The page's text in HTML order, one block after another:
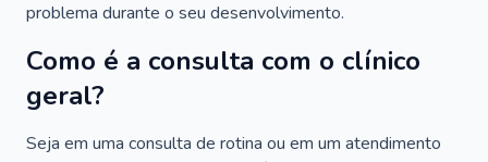
problema durante o seu desenvolvimento.
Como é a consulta com o clínico
geral?
Seja em uma consulta de rotina ou em um atendimento